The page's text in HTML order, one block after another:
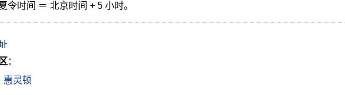
令时间 ＝ 北京时间 + 5 小时。
：
惠灵顿